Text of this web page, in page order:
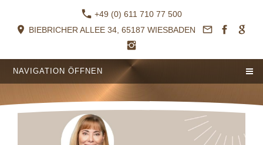
+49 (0) 611 710 77 500
BIEBRICHER ALLEE 34, 65187 WIESBADEN
NAVIGATION ÖFFNEN